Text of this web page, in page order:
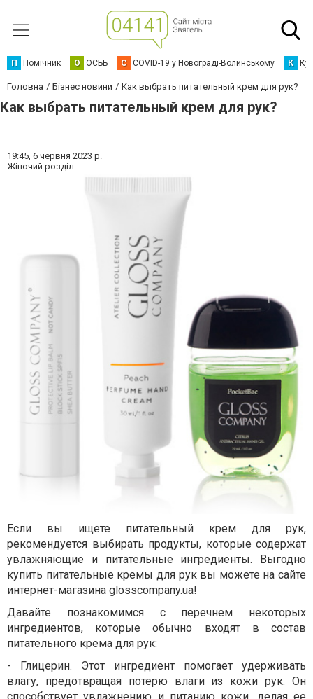
П Помічник О ОСББ C COVID-19 у Новограді-Волинському К
Головна Бізнес новини Как выбрать питательный крем для рук?
Как выбрать питательный крем для рук?
19:45, 6 червня 2023 р.
Жіночий розділ
Если вы ищете питательный крем для рук,
рекомендуется выбирать продукты, которые содержат
увлажняющие и питательные ингредиенты. Выгодно
купить питательные кремы для руквы можете на сайте
интернет-магазина glosscompany.ua!
Давайте познакомимся с перечнем некоторых
ингредиентов, которые обычно входят в состав
питательного крема для рук:
-
Глицерин. Этот ингредиент помогает удерживать
влагу, предотвращая потерю влаги из кожи рук. Он